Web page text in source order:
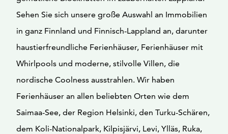
Sehen Sie sich unsere große Auswahl an Immobilien
in ganz Finnland und Finnisch-Lappland an, darunter
haustierfreundliche Ferienhäuser, Ferienhäuser mit
Whirlpools und moderne, stilvolle Villen, die
nordische Coolness ausstrahlen. Wir haben
Ferienhäuser an allen beliebten Orten wie dem
Saimaa-See, der Region Helsinki, den Turku-Schären,
dem Koli-Nationalpark, Kilpisjärvi, Levi, Ylläs, Ruka,